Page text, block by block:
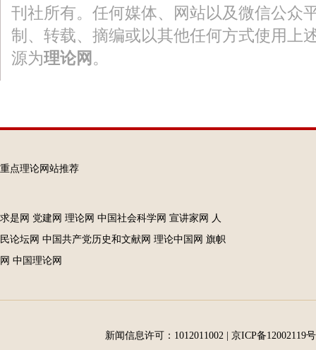
刊社所有。任何媒体、网站以及微信公众
制、转载、摘编或以其他任何方式使用上
源为理论网 。
重点理论网站推荐
求是网 党建网 理论网 中国社会科学网 宣讲家网 人
民论坛网 中国共产党历史和文献网 理论中国网 旗帜
网 中国理论网
新闻信息许可：1012011002 京ICP备12002119号